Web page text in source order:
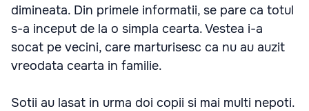
dimineata. Din primele informatii, se pare ca totul
s-a inceput de la o simpla cearta. Vestea i-a
socat pe vecini, care marturisesc ca nu au auzit
vreodata cearta in familie.
Sotii au lasat in urma doi copii si mai multi nepoti.